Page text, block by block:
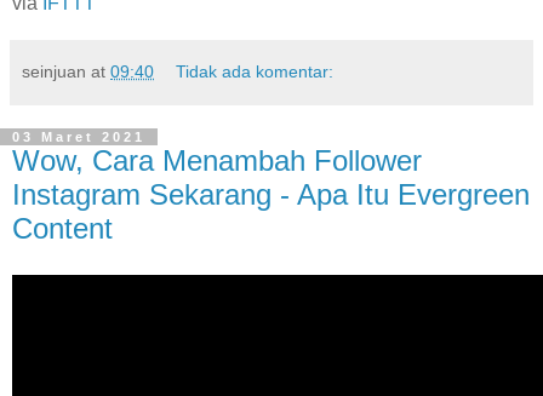
seinjuan at 09:40 Tidak ada komentar:
03 Maret 2021
Wow, Cara Menambah Follower
Instagram Sekarang - Apa Itu Evergreen
Content